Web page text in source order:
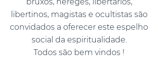
libertinos, magistas e ocultistas são
convidados a oferecer este espelho
social da espiritualidade.
Todos são bem vindos !